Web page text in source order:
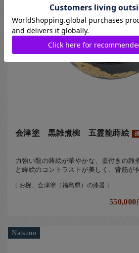
会津塗 黒雑煮椀 五霊龍蒔絵
力強い龍の蒔絵が華やかな、蓋付きの雑
と蒔絵のコントラストが美しく、背筋が
[ お椀、会津塗（福島県）の漆器 ]
550,000
Natsuno